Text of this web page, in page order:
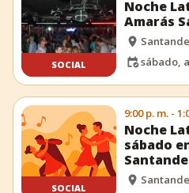
SOCIAL
Noche
Amarás
sábado,
SOCIAL
9:00 p. m. -
Noche
sábado